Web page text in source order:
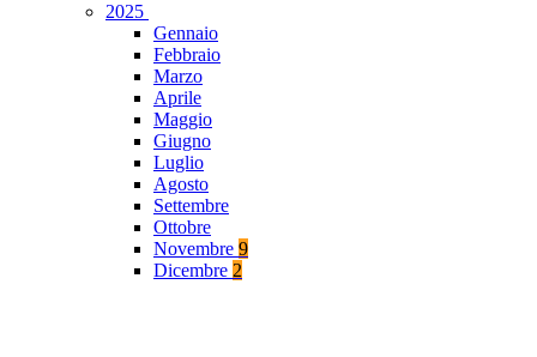
2025
Gennaio
Febbraio
Marzo
Aprile
Maggio
Giugno
Luglio
Agosto
Settembre
Ottobre
Novembre 9
Dicembre 2